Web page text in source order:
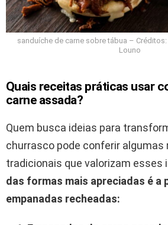
sanduíche de carne sobre tábua –
Louno
Quais receitas práticas usar
carne assada?
Quem busca ideias para
churrasco pode conferir algumas
tradicionais que valorizam esses
das formas mais apreciadas é a
empanadas recheadas: